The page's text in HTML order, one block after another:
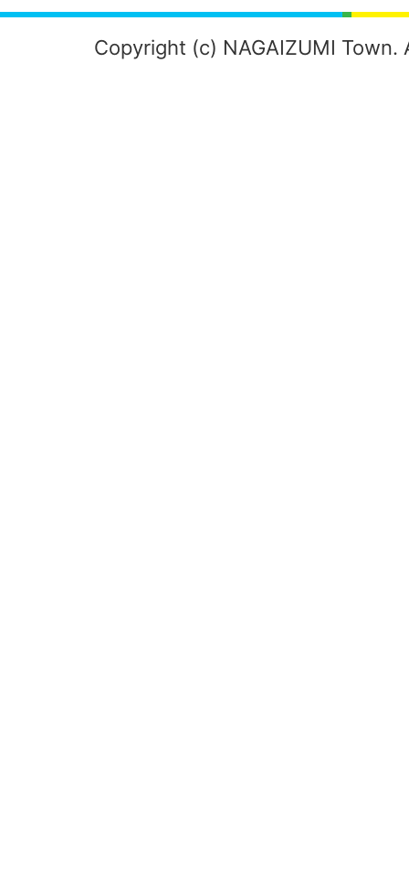
Copyright (c) NAGAIZUMI Town.